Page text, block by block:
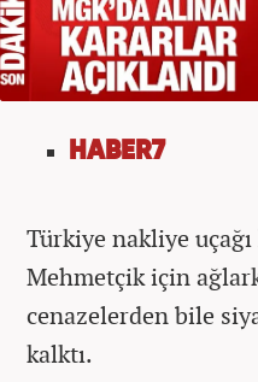
HABER7
Türkiye nakliye
Mehmetçik için
cenazelerden bile
kalktı.